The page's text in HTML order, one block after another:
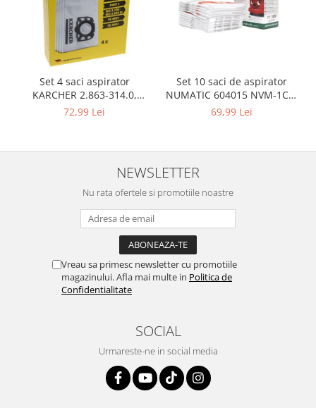
companie
Zgarzi, lese si hamuri
PC, Periferice & Software
Componente PC
Desktop PC & Monitoare
Imprimante, Scanere &
Consumabile
Servere, Componente & UPS
Telecomenzi garaj
Sport & Activitati in aer liber
Accesorii sportive
Articole Voiaj
Set 4 saci aspirator
KARCHER 2.863-314.0,
compatibil cu WD, KWD, SE
72,99 Lei
Set 10 saci de aspirator
NUMATIC 604015 NVM-1CH,
9L
69,99 Lei
NEWSLETTER
Nu rata ofertele si promotiile noastre
Vreau sa primesc newsletter cu promotiile
magazinului. Afla mai multe in Politica de
Confidentialitate
SOCIAL
Urmareste-ne in social media